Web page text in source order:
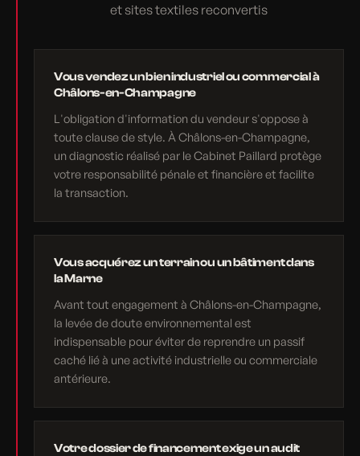
et sites textiles reconvertis
Vous vendez un bien industriel ou commercial à
Châlons-en-Champagne
L'obligation d'information du vendeur s'oppose à
toute clause de style. À Châlons-en-Champagne,
un diagnostic réalisé par le Cabinet Paillard protège
votre responsabilité pénale et financière et facilite
la transaction.
Vous acquérez un terrain ou un bâtiment dans
la Marne
Avant tout engagement à Châlons-en-Champagne,
la levée de doute environnemental est
indispensable pour éviter de reprendre un passif
caché lié à une activité industrielle ou commerciale
antérieure.
Votre dossier de financement exige un audit